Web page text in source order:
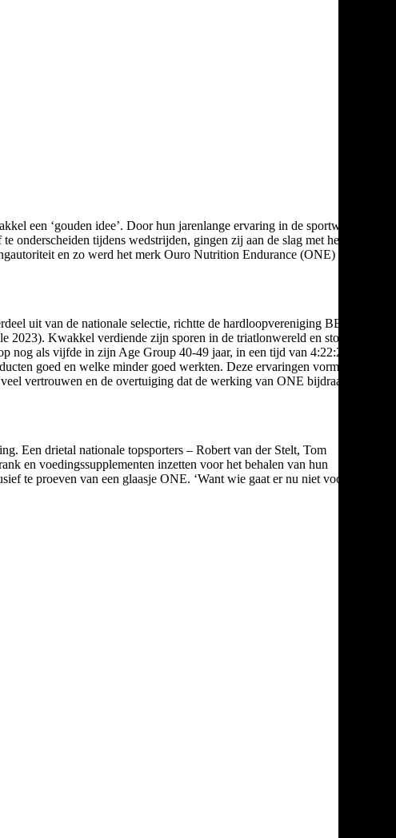
een ‘gouden idee’. Door hun jarenlange ervaring in de sportwereld
onderscheiden tijdens wedstrijden, gingen zij aan de slag met het
en zo werd het merk Ouro Nutrition Endurance (ONE)
uit van de nationale selectie, richtte de hardloopvereniging BB-
2023). Kwakkel verdiende zijn sporen in de triatlonwereld en stond
nog als vijfde in zijn Age Group 40-49 jaar, in een tijd van 4:22:27 en
goed en welke minder goed werkten. Deze ervaringen vormen de
vertrouwen en de overtuiging dat de werking van ONE bijdraagt aan
Een drietal nationale topsporters – Robert van der Stelt, Tom
en voedingssupplementen inzetten voor het behalen van hun
te proeven van een glaasje ONE. ‘Want wie gaat er nu niet voor